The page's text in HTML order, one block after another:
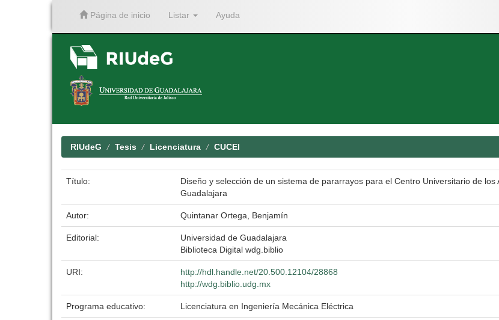
Página de inicio Listar Ayuda
RIUdeG Tesis Licenciatura CUCEI
Título:
Diseño y selección de un sistema de pararrayos para el Centro Universitario de
Guadalajara
Autor: Quintanar Ortega, Benjamín
Editorial:
Universidad de Guadalajara
Biblioteca Digital wdg.biblio
URI:
http://hdl.handle.net/20.500.12104/28868
http://wdg.biblio.udg.mx
Programa educativo: Licenciatura en Ingeniería Mecánica Eléctrica